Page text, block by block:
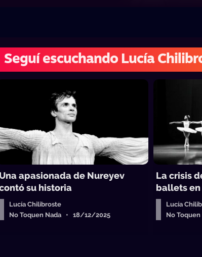
Seguí escuchando Lucía
Una apasionada de Nureyev
su historia
Lucía Chilibroste
No Toquen Nada • 18/12/2025
La crisis
ballets
Lucía
No